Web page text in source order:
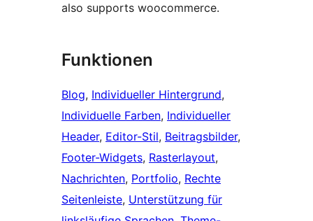
also supports woocommerce.
Funktionen
Blog, Individueller Hintergrund
Individuelle Farben, Individueller
Header, Editor-Stil, Beitragsbilder
Footer-Widgets, Rasterlayout
Nachrichten, Portfolio, Rechte
Seitenleiste, Unterstützung für